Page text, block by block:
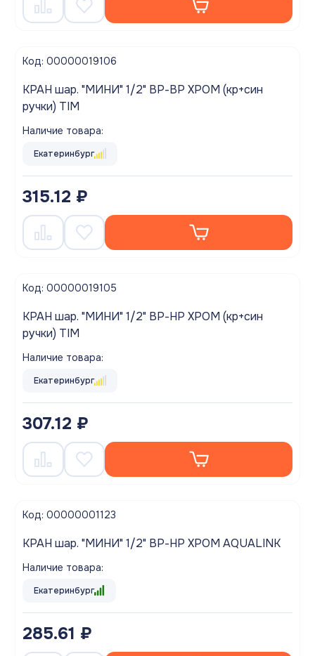
Код: 00000019106
КРАН шар. "МИНИ" 1/2" ВР-ВР ХРОМ (кр+син
ручки) TIM
Наличие товара:
Екатеринбург
315.12 ₽
Код: 00000019105
КРАН шар. "МИНИ" 1/2" ВР-НР ХРОМ (кр+син
ручки) TIM
Наличие товара:
Екатеринбург
307.12 ₽
Код: 00000001123
КРАН шар. "МИНИ" 1/2" ВР-НР ХРОМ AQUALINK
Наличие товара:
Екатеринбург
285.61 ₽